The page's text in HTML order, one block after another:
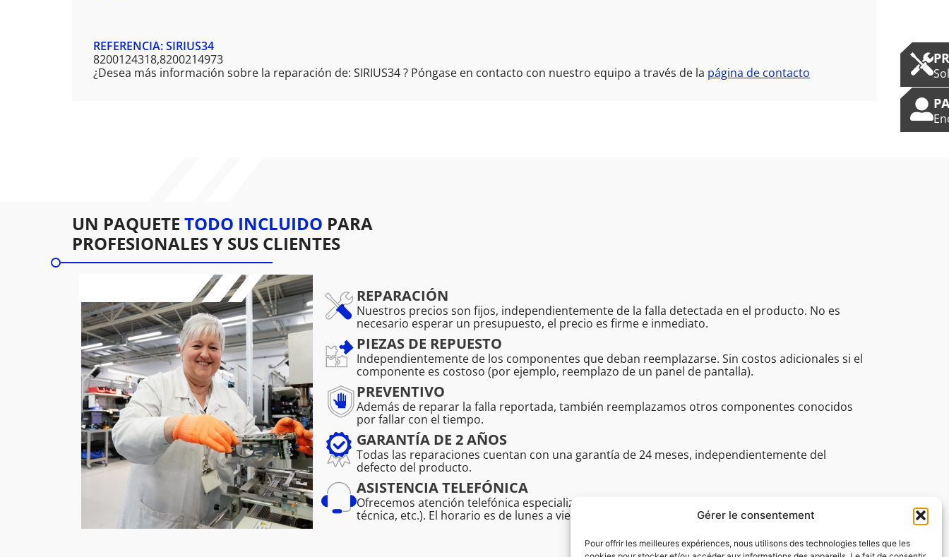
Gérer le consentement
Pour offrir les meilleures expériences, nous utilisons des technologies telles que les
REFERENCIA: SIRIUS34
8200124318,8200214973
¿Desea más información sobre la reparación de: SIRIUS34 ? Póngase en contacto con nuestro equipo a través de la página de contacto
UN PAQUETE TODO INCLUIDO PARA
PROFESIONALES Y SUS CLIENTES
REPARACIÓN
Nuestros precios son fijos, independientemente de la falla detectada en el producto. No es
necesario esperar un presupuesto, el precio es firme e inmediato.
PIEZAS DE REPUESTO
Independientemente de los componentes que deban reemplazarse. Sin costos adicionales si el
componente es costoso (por ejemplo, reemplazo de un panel de pantalla).
PREVENTIVO
Además de reparar la falla reportada, también reemplazamos otros componentes conocidos
por fallar con el tiempo.
GARANTÍA DE 2 AÑOS
Todas las reparaciones cuentan con una garantía de 24 meses, independientemente del
defecto del producto.
ASISTENCIA TELEFÓNICA
Ofrecemos atención telefónica especializada para profesionales (incluye el plazo, la asistencia
técnica, etc.). El horario es de lunes a viernes de 08:30 a 16:45.